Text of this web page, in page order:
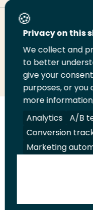
Deel deze pagina
Deel
LinkedIn
Deel
op
Twitter
Deel
op
Volg
ons
op
LinkedIn
Volg
ons
op
Facebook
Volg
ons
op
YouTube
Volg
ons
op
Juridisch Security
Privacy on this
We collect and
to better
give your
purposes, or you
more
Analytics
A/B
Conversion
Marketing